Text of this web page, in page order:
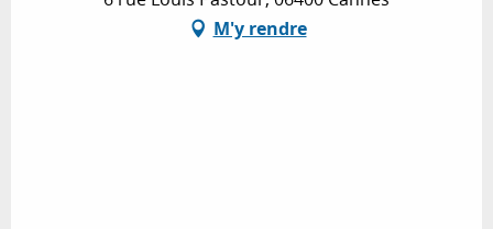
M'y rendre